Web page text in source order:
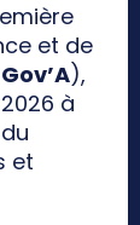
et de
),
à
et